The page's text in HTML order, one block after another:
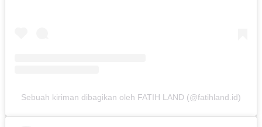
Sebuah kiriman dibagikan oleh FATIH LAND (@fatihland.id)